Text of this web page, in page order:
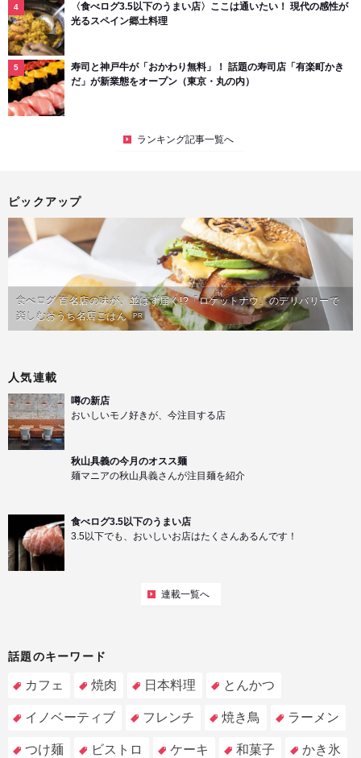
〈食べログ3.5以下のうまい店〉ここは通いたい！ 現代の感性が
光るスペイン郷土料理
寿司と神戸牛が「おかわり無料」！ 話題の寿司店「有楽町かき
だ」が新業態をオープン（東京・丸の内）
ランキング記事一覧へ
ピックアップ
食べログ 百名店の味が、並ばず届く!?「ロケットナウ」のデリバリーで
楽しむおうち名店ごはん PR
人気連載
噂の新店
おいしいモノ好きが、今注目する店
秋山具義の今月のオスス麺
麺マニアの秋山具義さんが注目麺を紹介
食べログ3.5以下のうまい店
3.5以下でも、おいしいお店はたくさんあるんです！
連載一覧へ
話題のキーワード
カフェ 焼肉 日本料理 とんかつ
イノベーティブ フレンチ 焼き鳥 ラーメン
つけ麺 ビストロ ケーキ 和菓子 かき氷